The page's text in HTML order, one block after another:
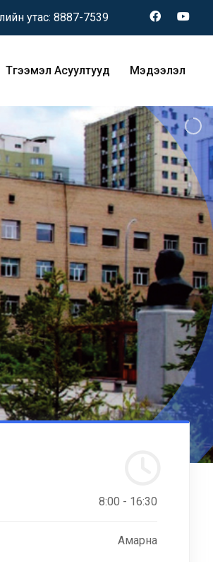
утас: 8887-7539
Түгээмэл Асуултууд Мэдээлэл
8:00 - 16:30
Амарна